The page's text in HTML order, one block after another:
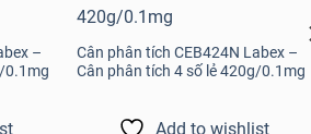
–
0.1mg
Cân phân tích CEB424N Labex –
Cân phân tích 4 số lẻ 420g/0.1mg
Add to wishlist